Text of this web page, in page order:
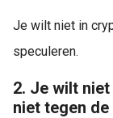
Je wilt niet in
speculeren.
2. Je wilt
niet tegen